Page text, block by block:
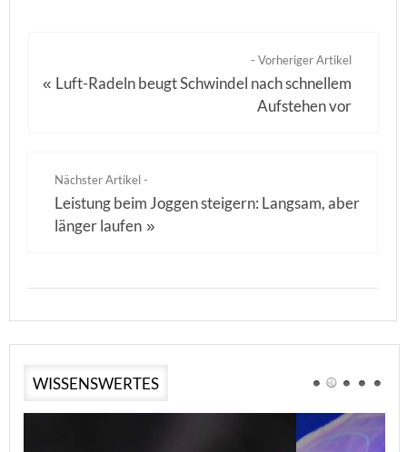
- Vorheriger Artikel
« Luft-Radeln beugt Schwindel nach schnellem
Aufstehen vor
Nächster Artikel -
Leistung beim Joggen steigern: Langsam, aber
länger laufen »
WISSENSWERTES